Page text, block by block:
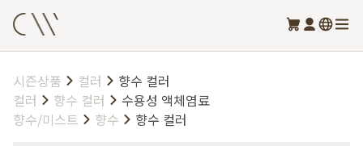
시즌상품 컬러
향수 컬러
컬러
향수 컬러
수용성 액체염료
향수/미스트
향수 향수 컬러